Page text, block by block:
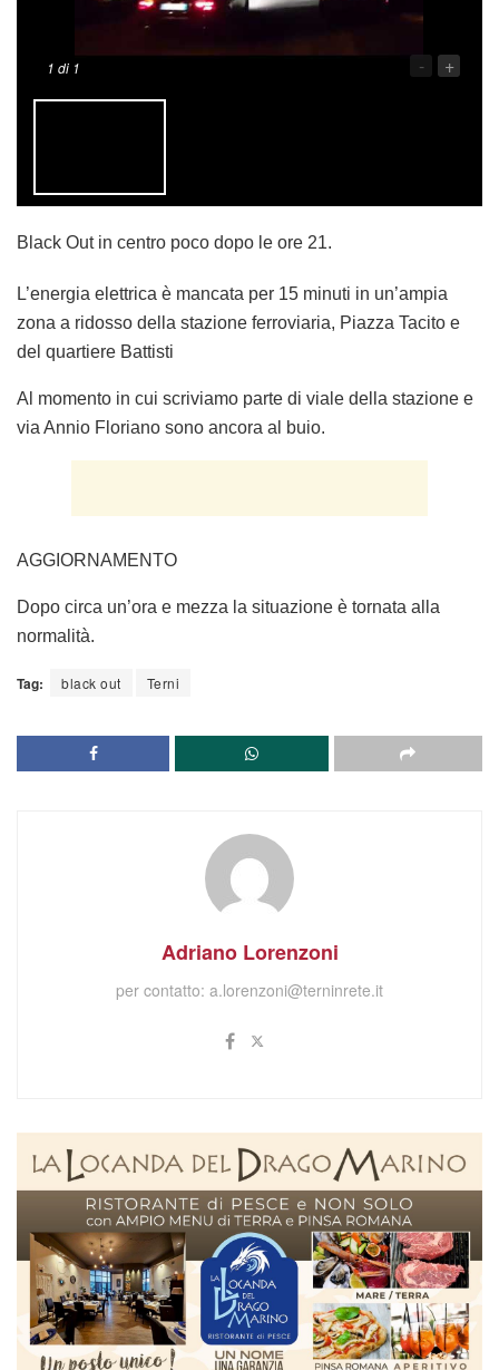
1 di 1 - +
Black Out in centro poco dopo le ore 21.
L’energia elettrica è mancata per 15 minuti in un’ampia
zona a ridosso della stazione ferroviaria, Piazza Tacito e
del quartiere Battisti
Al momento in cui scriviamo parte di viale della stazione e
via Annio Floriano sono ancora al buio.
AGGIORNAMENTO
Dopo circa un’ora e mezza la situazione è tornata alla
normalità.
Tag: black out Terni
Adriano Lorenzoni
per contatto: a.lorenzoni@terninrete.it